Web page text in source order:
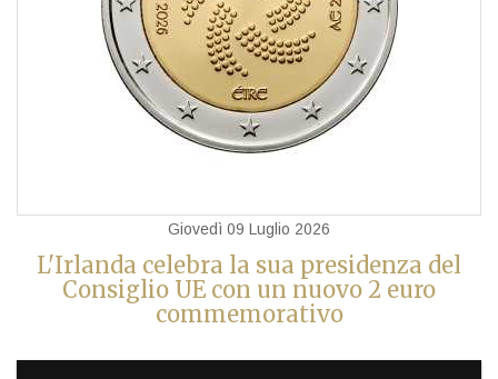
Giovedì 09 Luglio 2026
L'Irlanda celebra la sua presidenza del
Consiglio UE con un nuovo 2 euro
commemorativo